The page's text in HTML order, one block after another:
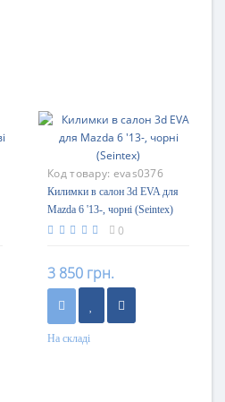
Код товару: evas0376
Килимки в салон 3d EVA для
Mazda 6 '13-, чорні (Seintex)
0
3 850 грн.
На складі